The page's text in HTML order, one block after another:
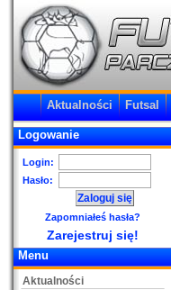
Aktualności Futsal
Logowanie
Login:
Hasło:
Zapomniałeś hasła?
Zarejestruj się!
Menu
Aktualności